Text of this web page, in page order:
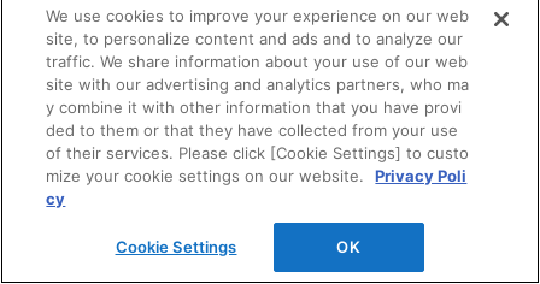
画像
CAD
BIM用テクスチャー
図面（PDF）
We use cookies to improve your experience on our web
site, to personalize content and ads and to analyze our
traffic. We share information about your use of our web
site with our advertising and analytics partners, who ma
y combine it with other information that you have provi
ded to them or that they have collected from your use
of their services. Please click [Cookie Settings] to custo
mize your cookie settings on our website.
Privacy Poli
cy
Cookie Settings OK